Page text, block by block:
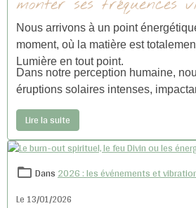
monter ses fréquences
Nous arrivons à un point
moment, où la matière est
Lumière en tout point.
Dans notre perception humaine,
éruptions solaires intenses,
Lire la suite
Dans2026 : les événements et
Le 13/01/2026